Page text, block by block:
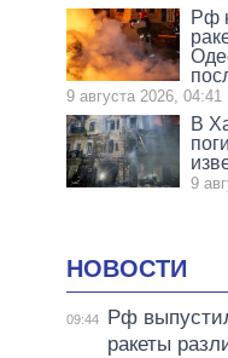
Рф
9 августа 2026, 04:41
В
9
НОВОСТИ
09:44
Рф
ракеты